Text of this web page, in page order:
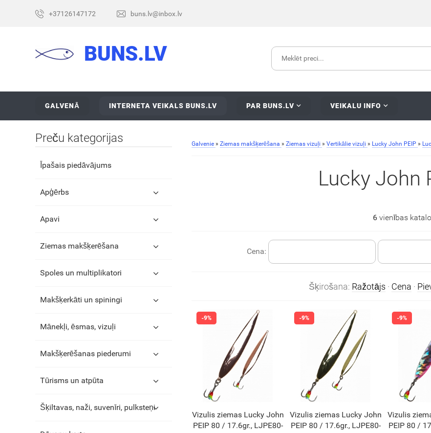
+37126147172 buns.lv@inbox.lv
BUNS.LV
GALVENĀ INTERNETA VEIKALS BUNS.LV PAR BUNS.LV VEIKALU INFO
Galvenie » Ziemas makšķerēšana » Ziemas vizuļi » Vertikālie vizuļi » Lucky John PEIP »
Lucky John
6 vienības
Cena:
Šķirošana: Ražotājs · Cena ·
Vizulis ziemas Lucky John
PEIP 80 / 17.6gr., LJPE80-
Vizulis ziemas Lucky John
PEIP 80 / 17.6gr., LJPE80-
Vizulis
PEIP 80 /
Preču kategorijas
Īpašais piedāvājums
Apģērbs
Apavi
Ziemas makšķerēšana
Spoles un multiplikatori
Makšķerkāti un spiningi
Mānekļi, ēsmas, vizuļi
Makšķerēšanas piederumi
Tūrisms un atpūta
Šķiltavas, naži, suvenīri, pulksteņi